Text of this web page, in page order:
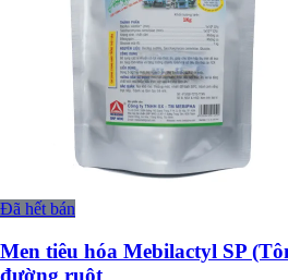
Đã hết bán
Men tiêu hóa Mebilactyl SP
đường ruột